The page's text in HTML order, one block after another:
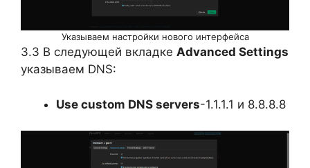
Указываем настройки нового интерфейса
3.3 В следующей вкладке Advanced Settings
указываем DNS:
Use custom DNS servers-1.1.1.1 и 8.8.8.8